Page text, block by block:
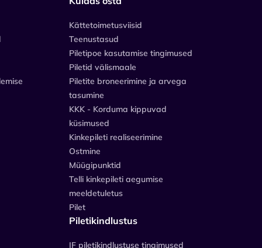
Kättetoimetusviisid
Teenustasud
Piletipoe kasutamise tingimused
Piletid välismaale
Piletite broneerimine ja arvega
tasumine
KKK - Korduma kippuvad
küsimused
Kinkepileti realiseerimine
Ostmine
Müügipunktid
Telli kinkepileti aegumise
meeldetuletus
Pilet
Piletikindlustus
IF piletikindlustuse tingimused